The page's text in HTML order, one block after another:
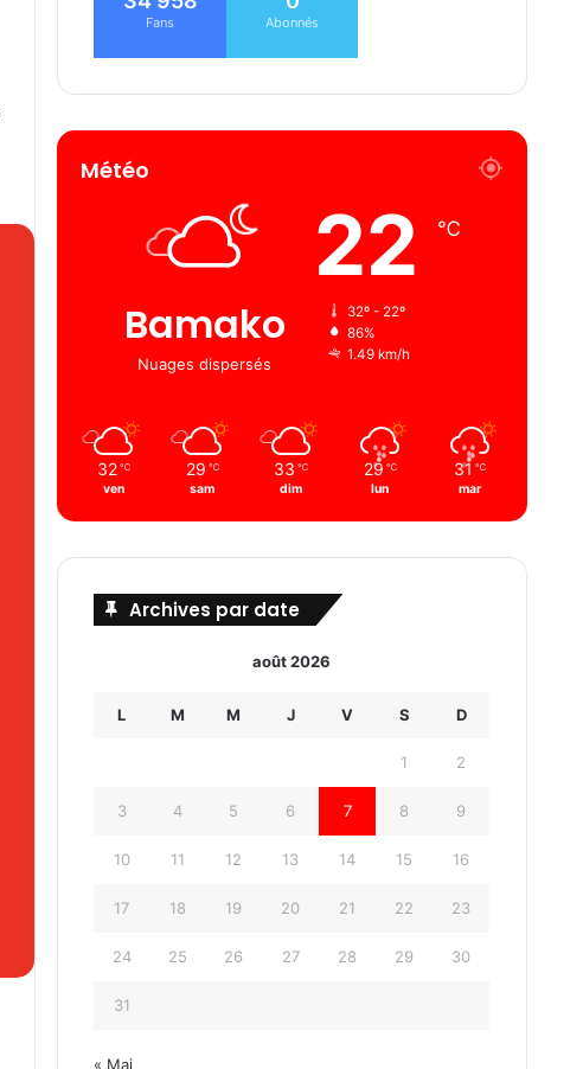
Fans Abonnés
Météo
Bamako
Nuages ​​dispersés
22 ℃
32º - 22º
86%
1.49 km/h
32 ℃
ven
29 ℃
sam
33 ℃
dim
29 ℃
lun
31 ℃
mar
Archives par date
août 2026
L M M J V S D
1 2
3 4 5 6 7 8 9
10 11 12 13 14 15 16
17 18 19 20 21 22 23
24 25 26 27 28 29 30
31
« Mai